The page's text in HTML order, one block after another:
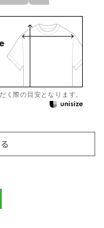
く際の目安となります。